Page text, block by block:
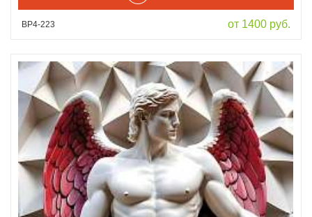
ВР4-223 от 1400 руб.